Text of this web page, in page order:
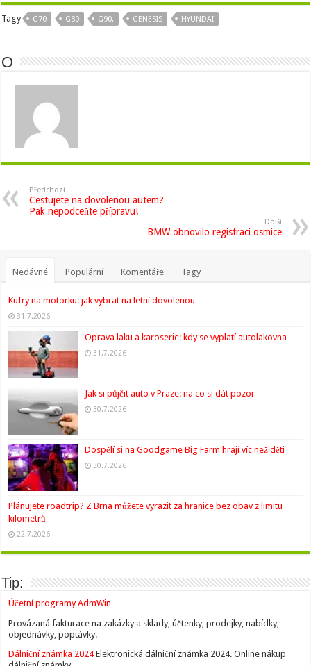
Tagy G70 G80 G90. GENESIS HYUNDAI
O
Předchozí
Cestujete na dovolenou autem?
Pak nepodceňte přípravu!
Další
BMW obnovilo registraci osmice
Nedávné Populární Komentáře Tagy
Kufry na motorku: jak vybrat na letní dovolenou
31.7.2026
Oprava laku a karoserie: kdy se vyplatí autolakovna
31.7.2026
Jak si půjčit auto v Praze: na co si dát pozor
30.7.2026
Dospělí si na Goodgame Big Farm hrají víc než děti
30.7.2026
Plánujete roadtrip? Z Brna můžete vyrazit za hranice bez obav z limitu
kilometrů
22.7.2026
Tip:
Účetní programy AdmWin
Provázaná fakturace na zakázky a sklady, účtenky, prodejky, nabídky,
objednávky, poptávky.
Dálniční známka 2024Elektronická dálniční známka 2024. Online nákup